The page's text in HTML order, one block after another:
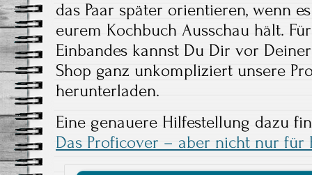
das Paar später orientieren, wenn
eurem Kochbuch Ausschau hält.
Einbandes kannst Du Dir vor
Shop ganz unkompliziert unsere
herunterladen.
Eine genauere Hilfestellung dazu
Das Proficover – aber nicht nur für